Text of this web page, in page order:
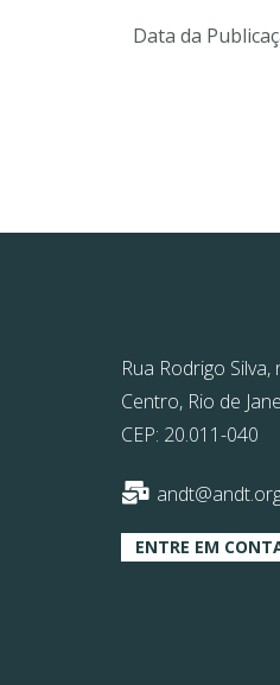
Data da
Rua Rodrigo Silva,
Centro, Rio de
CEP: 20.011-040
ENTRE EM